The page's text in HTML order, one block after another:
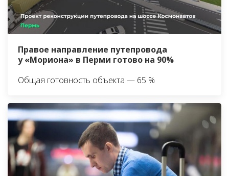
Правое направление путепровода
у «Мориона» в Перми готово на 90%
Общая готовность объекта — 65 %